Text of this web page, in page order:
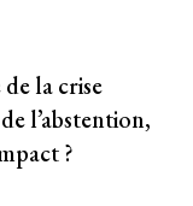
la crise
l’abstention,
?